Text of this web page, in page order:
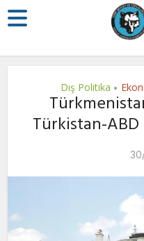
Dış Politika •
Türkistan-